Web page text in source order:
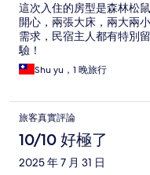
這次入住的房型是森林松
開心，兩張大床，兩大兩
需求，民宿主人都有特別
驗！
Shu yu，1 晚旅行
旅客真實評論
10/10 好極了
2025 年 7 月 31 日